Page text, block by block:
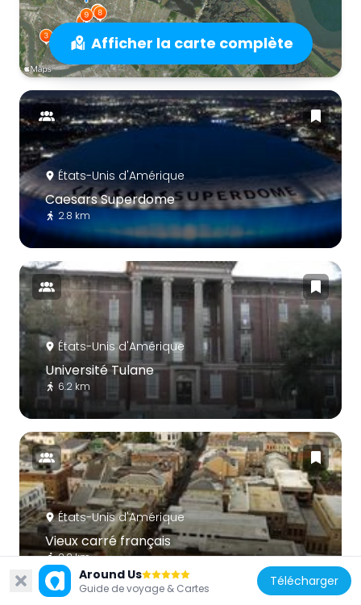
Afficher la carte complète
États-Unis d'Amérique
Caesars Superdome
2.8 km
États-Unis d'Amérique
Université Tulane
6.2 km
États-Unis d'Amérique
Vieux carré français
2.2 km
Around Us
Guide de voyage & Cartes Télécharger